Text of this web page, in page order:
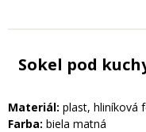
Sokel pod
Materiál: plast, hliníková
Farba: biela matná